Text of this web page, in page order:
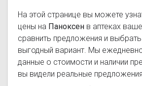
На этой странице вы можете
цены на Паноксен в аптеках
сравнить предложения и
выгодный вариант. Мы
данные о стоимости и наличии
вы видели реальные